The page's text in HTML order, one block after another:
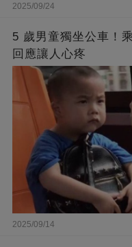
2025/09/24
5 歲男童獨坐公車！
回應讓人心疼
2025/09/14